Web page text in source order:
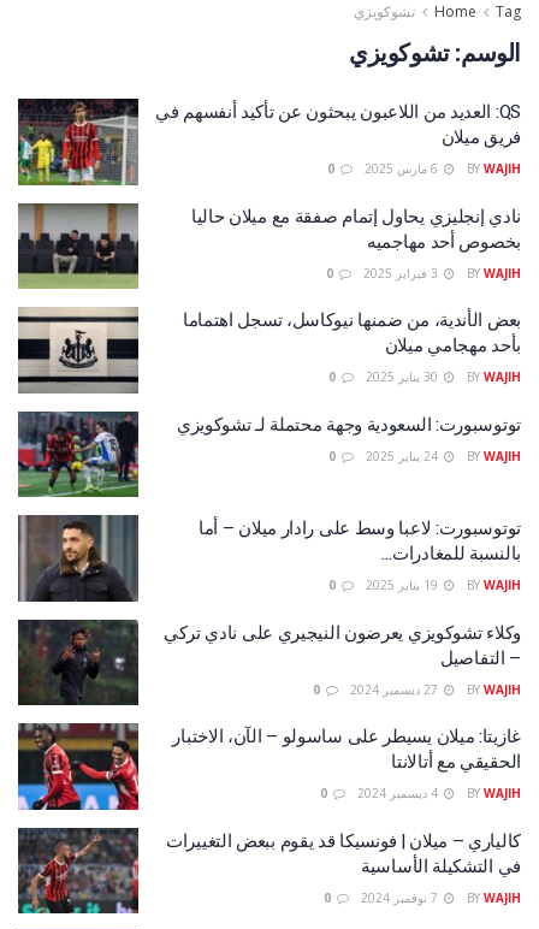
Home Tag تشوكويزي
الوسم:تشوكويزي
QS: العديد من اللاعبون يبحثون عن تأكيد أنفسهم في
فريق ميلان
BY WAJIH
نادي إنجليزي يحاول إتمام صفقة مع ميلان حاليا
بخصوص أحد مهاجميه
BY WAJIH
بعض الأندية، من ضمنها نيوكاسل، تسجل اهتماما
بأحد مهجامي ميلان
BY WAJIH
توتوسبورت: السعودية وجهة محتملة لـ تشوكويزي
BY WAJIH
توتوسبورت: لاعبا وسط على رادار ميلان – أما
بالنسبة للمغادرات…
BY WAJIH
وكلاء تشوكويزي يعرضون النيجيري على نادي تركي
– التفاصيل
BY WAJIH
غازيتا: ميلان يسيطر على ساسولو – الآن، الاختبار
الحقيقي مع أتالانتا
BY WAJIH
كالياري – ميلان | فونسيكا قد يقوم ببعض التغييرات
في التشكيلة الأساسية
BY WAJIH